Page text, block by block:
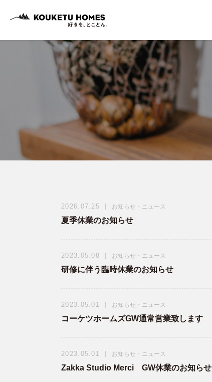
2026.07.25 お知らせ・ニュース
夏季休業のお知らせ
2023.05.08 お知らせ・ニュース
研修に伴う臨時休業のお知らせ
2023.05.01 お知らせ・ニュース
コーケツホームズGW通常営業致します
2023.05.01 お知らせ・ニュース
Zakka Studio Merci GW休業のお知らせ